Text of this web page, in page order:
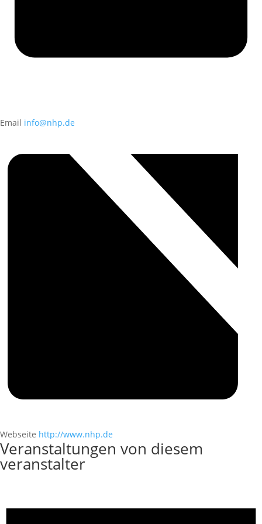
Email info@nhp.de
Webseite http://www.nhp.de
Veranstaltungen von diesem
veranstalter